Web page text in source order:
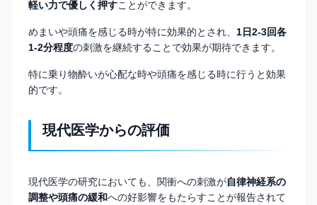
軽い力で優しく押すことができます。
めまいや頭痛を感じる時が特に効果的とされ、 1日2-3回各
1-2分程度の刺激を継続することで効果が期待できます。
特に乗り物酔いが心配な時や頭痛を感じる時に行うと効果
的です。
現代医学からの評価
現代医学の研究においても、関衝への刺激が自律神経系の
調整や頭痛の緩和への好影響をもたらすことが報告されて